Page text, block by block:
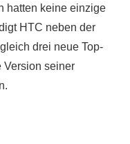
hatten keine einzige
HTC neben der
drei neue Top-
Version seiner